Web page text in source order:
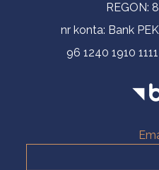
REGON:
nr konta: Bank
96 1240 1910